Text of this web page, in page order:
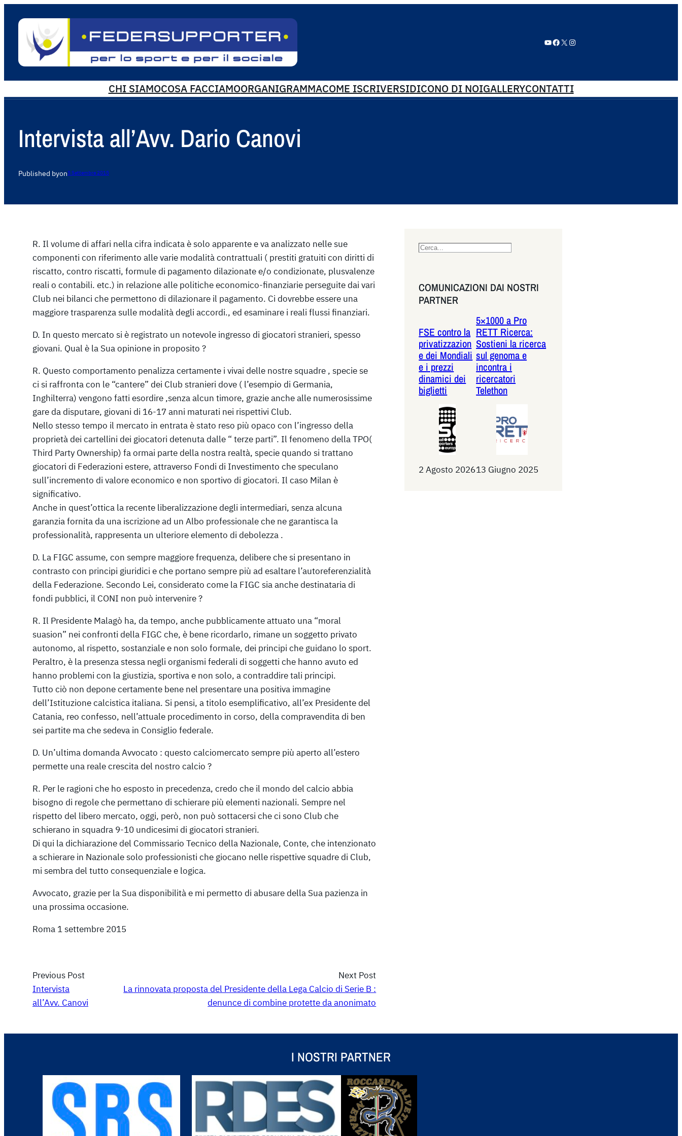
YouTube Facebook X Instagram
CHI SIAMOCOSA FACCIAMOORGANIGRAMMACOME ISCRIVERSIDICONO DI NOIGALLERYCONTATTI
Intervista all’Avv. Dario Canovi
Published byon5 Settembre 2015
R. Il volume di affari nella cifra indicata è solo apparente e va analizzato nelle sue
componenti con riferimento alle varie modalità contrattuali ( prestiti gratuiti con diritti di
riscatto, contro riscatti, formule di pagamento dilazionate e/o condizionate, plusvalenze
reali o contabili. etc.) in relazione alle politiche economico-finanziarie perseguite dai vari
Club nei bilanci che permettono di dilazionare il pagamento. Ci dovrebbe essere una
maggiore trasparenza sulle modalità degli accordi., ed esaminare i reali flussi finanziari.
D. In questo mercato si è registrato un notevole ingresso di giocatori stranieri, spesso
giovani. Qual è la Sua opinione in proposito ?
R. Questo comportamento penalizza certamente i vivai delle nostre squadre , specie se
ci si raffronta con le “cantere” dei Club stranieri dove ( l’esempio di Germania,
Inghilterra) vengono fatti esordire ,senza alcun timore, grazie anche alle numerosissime
gare da disputare, giovani di 16-17 anni maturati nei rispettivi Club.
Nello stesso tempo il mercato in entrata è stato reso più opaco con l’ingresso della
proprietà dei cartellini dei giocatori detenuta dalle “ terze parti”. Il fenomeno della TPO(
Third Party Ownership) fa ormai parte della nostra realtà, specie quando si trattano
giocatori di Federazioni estere, attraverso Fondi di Investimento che speculano
sull’incremento di valore economico e non sportivo di giocatori. Il caso Milan è
significativo.
Anche in quest’ottica la recente liberalizzazione degli intermediari, senza alcuna
garanzia fornita da una iscrizione ad un Albo professionale che ne garantisca la
professionalità, rappresenta un ulteriore elemento di debolezza .
D. La FIGC assume, con sempre maggiore frequenza, delibere che si presentano in
contrasto con principi giuridici e che portano sempre più ad esaltare l’autoreferenzialità
della Federazione. Secondo Lei, considerato come la FIGC sia anche destinataria di
fondi pubblici, il CONI non può intervenire ?
R. Il Presidente Malagò ha, da tempo, anche pubblicamente attuato una “moral
suasion” nei confronti della FIGC che, è bene ricordarlo, rimane un soggetto privato
autonomo, al rispetto, sostanziale e non solo formale, dei principi che guidano lo sport.
Peraltro, è la presenza stessa negli organismi federali di soggetti che hanno avuto ed
hanno problemi con la giustizia, sportiva e non solo, a contraddire tali principi.
Tutto ciò non depone certamente bene nel presentare una positiva immagine
dell’Istituzione calcistica italiana. Si pensi, a titolo esemplificativo, all’ex Presidente del
Catania, reo confesso, nell’attuale procedimento in corso, della compravendita di ben
sei partite ma che sedeva in Consiglio federale.
D. Un’ultima domanda Avvocato : questo calciomercato sempre più aperto all’estero
permette una reale crescita del nostro calcio ?
R. Per le ragioni che ho esposto in precedenza, credo che il mondo del calcio abbia
bisogno di regole che permettano di schierare più elementi nazionali. Sempre nel
rispetto del libero mercato, oggi, però, non può sottacersi che ci sono Club che
schierano in squadra 9-10 undicesimi di giocatori stranieri.
Di qui la dichiarazione del Commissario Tecnico della Nazionale, Conte, che intenzionato
a schierare in Nazionale solo professionisti che giocano nelle rispettive squadre di Club,
mi sembra del tutto consequenziale e logica.
Avvocato, grazie per la Sua disponibilità e mi permetto di abusare della Sua pazienza in
una prossima occasione.
Roma 1 settembre 2015
Previous Post
Intervista
all’Avv. Canovi
Next Post
La rinnovata proposta del Presidente della Lega Calcio di Serie B :
denunce di combine protette da anonimato
S
r
c
COMUNICAZIONI DAI NOSTRI
PARTNER
FSE contro la
privatizzazion
e dei Mondiali
e i prezzi
dinamici dei
biglietti
2 Agosto 2026
5×1000 a Pro
RETT Ricerca:
Sostieni la ricerca
sul genoma e
incontra i
ricercatori
Telethon
13 Giugno 2025
I NOSTRI PARTNER